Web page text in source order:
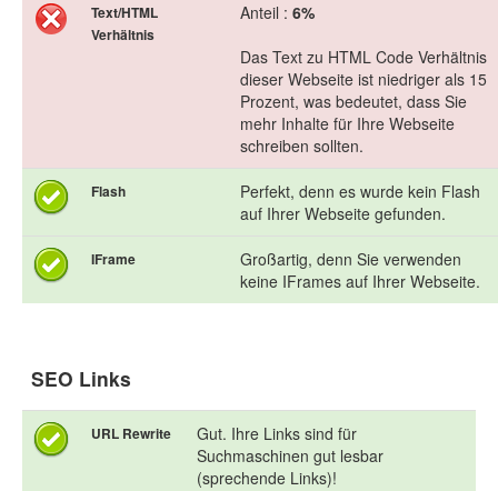
Text/HTML
Verhältnis
Anteil : 6%
Das Text zu HTML Code Verhältnis
dieser Webseite ist niedriger als 15
Prozent, was bedeutet, dass Sie
mehr Inhalte für Ihre Webseite
schreiben sollten.
Flash
Perfekt, denn es wurde kein Flash
auf Ihrer Webseite gefunden.
IFrame
Großartig, denn Sie verwenden
keine IFrames auf Ihrer Webseite.
SEO Links
URL Rewrite
Gut. Ihre Links sind für
Suchmaschinen gut lesbar
(sprechende Links)!